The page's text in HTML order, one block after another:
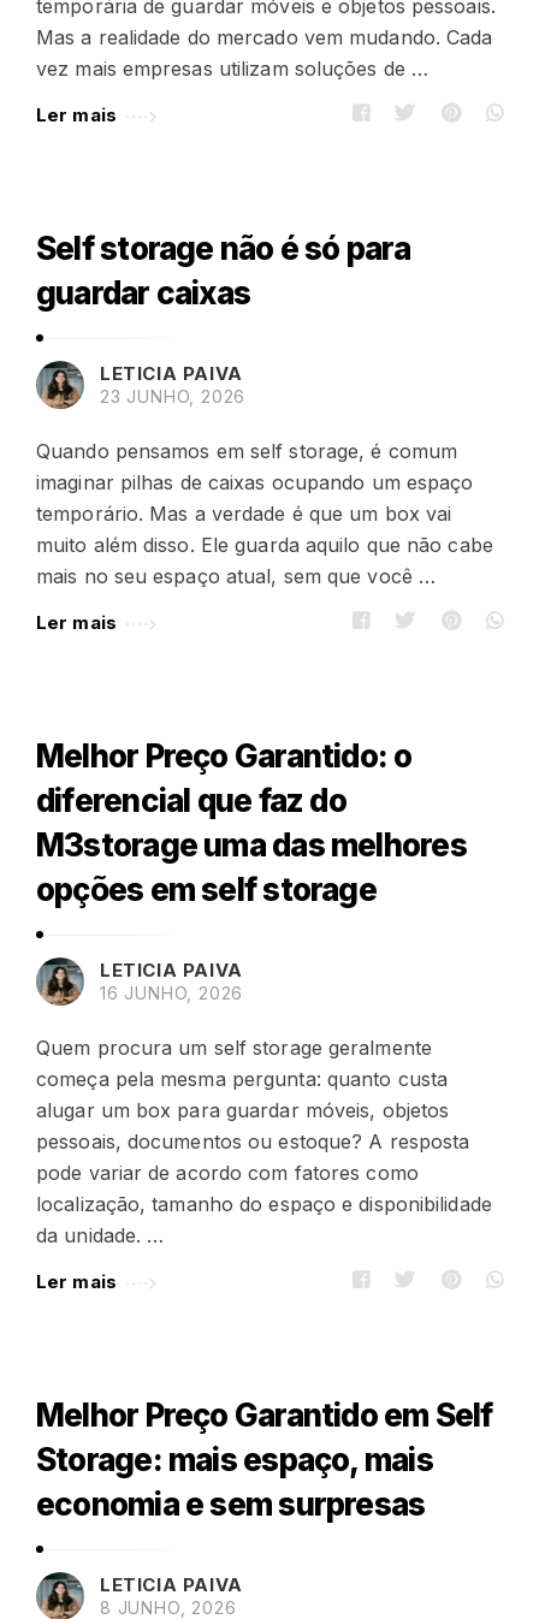
temporária de guardar móveis e objetos pessoais.
Mas a realidade do mercado vem mudando. Cada
vez mais empresas utilizam soluções de …
Ler mais
Self storage não é só para
guardar caixas
LETICIA PAIVA
23 JUNHO, 2026
Quando pensamos em self storage, é comum
imaginar pilhas de caixas ocupando um espaço
temporário. Mas a verdade é que um box vai
muito além disso. Ele guarda aquilo que não cabe
mais no seu espaço atual, sem que você …
Ler mais
Melhor Preço Garantido: o
diferencial que faz do
M3storage uma das melhores
opções em self storage
LETICIA PAIVA
16 JUNHO, 2026
Quem procura um self storage geralmente
começa pela mesma pergunta: quanto custa
alugar um box para guardar móveis, objetos
pessoais, documentos ou estoque? A resposta
pode variar de acordo com fatores como
localização, tamanho do espaço e disponibilidade
da unidade. …
Ler mais
Melhor Preço Garantido em Self
Storage: mais espaço, mais
economia e sem surpresas
LETICIA PAIVA
8 JUNHO, 2026